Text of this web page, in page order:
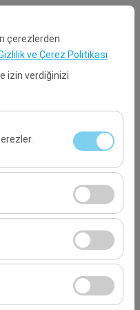
çerezlerden
ve Çerez Politikası
izin verdiğinizi
güvenlik,
gereklidir. Devre
(ziyaretçi sayısı,
davranışları)
web sitesi
deneyimini sürekli
kişiselleştirilmiş
oranı) ölçmemize